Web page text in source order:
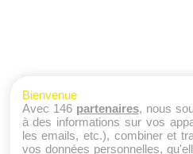
Bienvenue
Avec 146 partenaires, nous
à des informations sur vos
les emails, etc.), combiner et
vos données personnelles,